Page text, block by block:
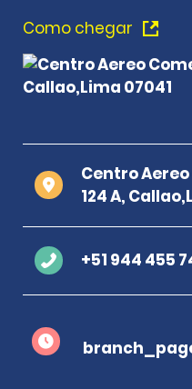
Como chegar
Centro
124 A,
+51 944 455